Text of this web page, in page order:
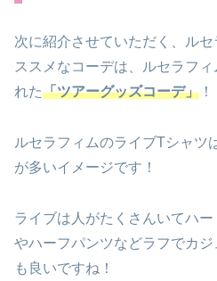
次に紹介させていただく、ル
ススメなコーデは、ルセラフ
れた「ツアーグッズコーデ」 ！
ルセラフィムのライブTシャツ
が多いイメージです！
ライブは人がたくさんいてハ
やハーフパンツなどラフでカ
も良いですね！